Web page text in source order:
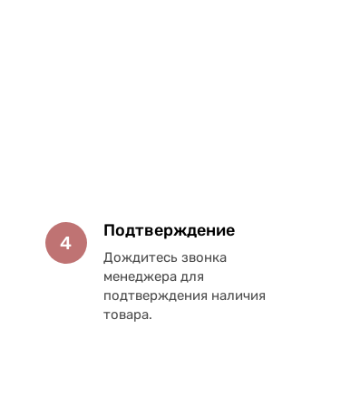
4
Подтверждение
Дождитесь звонка
менеджера для
подтверждения наличия
товара.